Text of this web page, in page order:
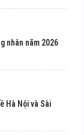
nhân năm 2026
Hà Nội và Sài